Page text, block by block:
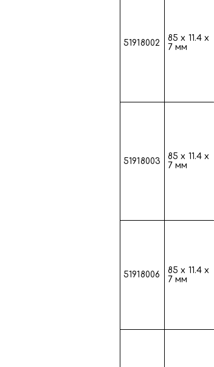
51918002
85 х 11.4 х
7 мм
51918003
85 х 11.4 х
7 мм
51918006
85 х 11.4 х
7 мм